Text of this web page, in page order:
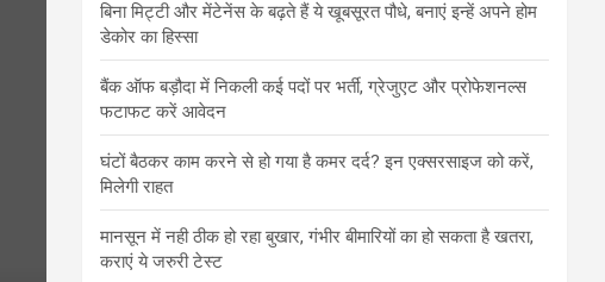
बिना मिट्टी और मेंटेनेंस के बढ़ते हैं ये खूबसूरत पौधे, बनाएं इन्‍हें अपने होम
डेकोर का हिस्‍सा
बैंक ऑफ बड़ौदा में निकली कई पदों पर भर्ती, ग्रेजुएट और प्रोफेशनल्स
फटाफट करें आवेदन
घंटों बैठकर काम करने से हो गया है कमर दर्द? इन एक्सरसाइज को करें,
मिलेगी राहत
मानसून में नही ठीक हो रहा बुखार, गंभीर बीमारियों का हो सकता है खतरा,
कराएं ये जरुरी टेस्ट